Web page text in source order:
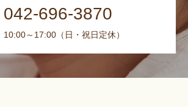
042-696-3870
10:00～17:00（日・祝日定休）